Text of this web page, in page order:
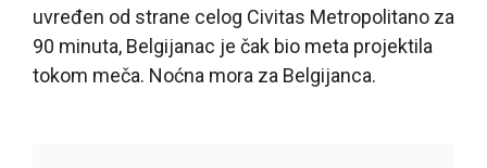
uvređen od strane celog Civitas Metropolitano za
90 minuta, Belgijanac je čak bio meta projektila
tokom meča. Noćna mora za Belgijanca.